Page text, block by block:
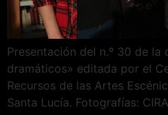
Presentación del n.º 30 de la
dramáticos» editada por el
Recursos de las Artes
Santa Lucía. Fotografías: